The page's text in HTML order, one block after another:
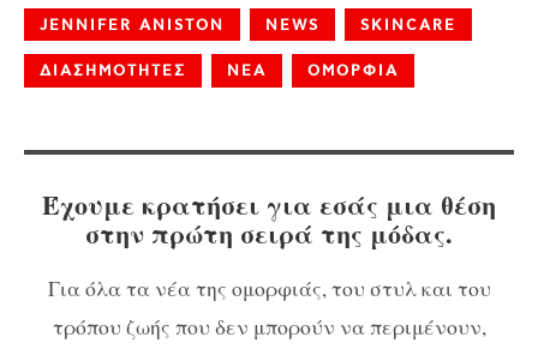
JENNIFER ANISTON NEWS SKINCARE
ΔΙΑΣΗΜΟΤΗΤΕΣ ΝΕΑ ΟΜΟΡΦΙΑ
Έχουμε κρατήσει για εσάς μια θέση
στην πρώτη σειρά της μόδας.
Για όλα τα νέα της ομορφιάς, του στυλ και του
τρόπου ζωής που δεν μπορούν να περιμένουν,